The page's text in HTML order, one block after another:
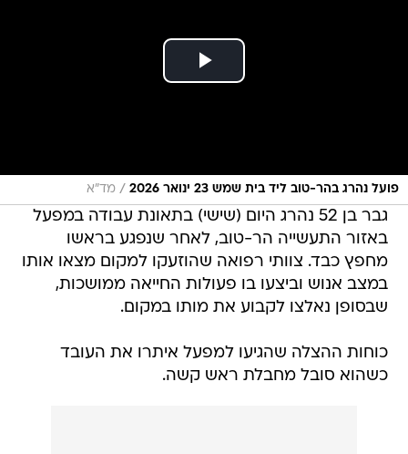
פועל נהרג בהר-טוב ליד בית שמש 23 ינואר 2026 / מד"א
גבר בן 52 נהרג היום (שישי) בתאונת עבודה במפעל
באזור התעשייה הר-טוב, לאחר שנפגע בראשו
מחפץ כבד. צוותי רפואה שהוזעקו למקום מצאו אותו
במצב אנוש וביצעו בו פעולות החייאה ממושכות,
שבסופן נאלצו לקבוע את מותו במקום.
כוחות ההצלה שהגיעו למפעל איתרו את העובד
כשהוא סובל מחבלת ראש קשה.